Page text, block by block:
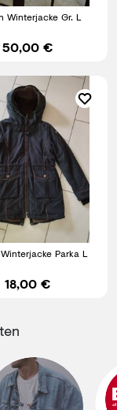
Winterjacke Gr. L
50,00 €
Parka L
18,00 €